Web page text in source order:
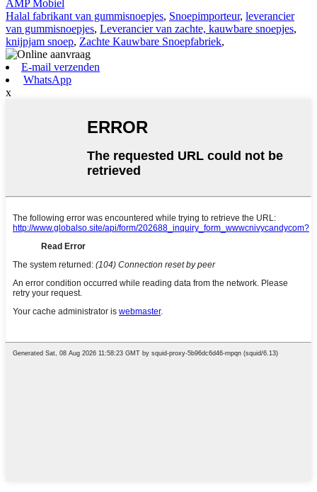
AMP Mobiel
Halal fabrikant van gummisnoepjes, Snoepimporteur, leverancier
van gummisnoepjes, Leverancier van zachte, kauwbare snoepjes,
knijpjam snoep, Zachte Kauwbare Snoepfabriek,
E-mail verzenden
WhatsApp
x